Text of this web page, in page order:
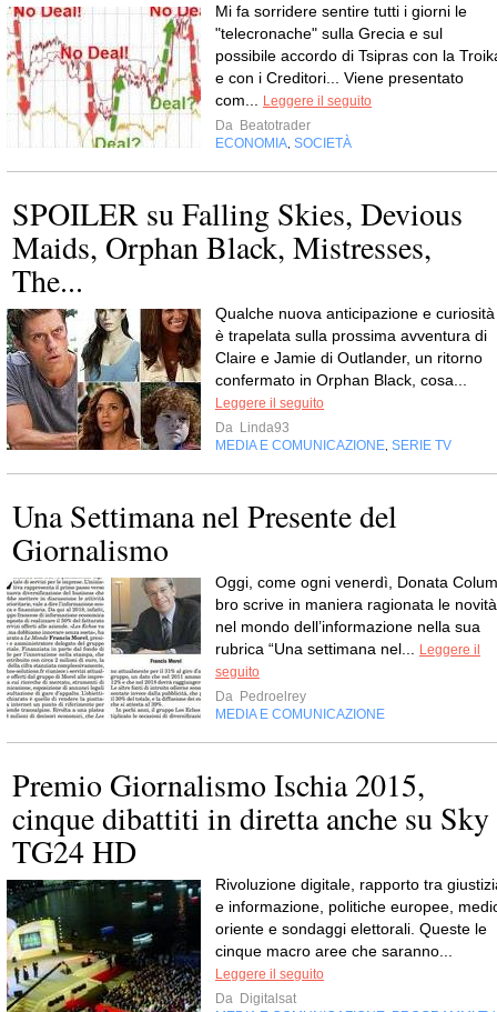
Mi fa sorridere sentire tutti i giorni le
"telecronache" sulla Grecia e sul
possibile accordo di Tsipras con la
e con i Creditori... Viene presentato
com...
Leggere il seguito
Da Beatotrader
ECONOMIA SOCIETÀ
SPOILER su Falling Skies, Devious
Maids, Orphan Black, Mistresses,
The...
Qualche nuova anticipazione e curiosità
è trapelata sulla prossima avventura di
Claire e Jamie di Outlander, un ritorno
confermato in Orphan Black, cosa...
Leggere il seguito
Da Linda93
MEDIA E COMUNICAZIONE SERIE TV
Una Settimana nel Presente del
Giornalismo
Oggi, come ogni venerdì, Donata
bro scrive in maniera ragio­nata le novità
nel mondo dell’informazione nella sua
rubrica “Una set­ti­mana nel...
Leggere il
seguito
Da Pedroelrey
MEDIA E COMUNICAZIONE
Premio Giornalismo Ischia 2015,
cinque dibattiti in diretta anche su Sky
TG24 HD
Rivoluzione digitale, rapporto tra
e informazione, politiche europee,
oriente e sondaggi elettorali. Queste le
cinque macro aree che saranno...
Leggere il seguito
Da Digitalsat